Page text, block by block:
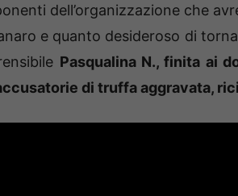
dell’organizzazione che
e quanto desideroso di
Pasqualina N., finita ai
di truffa aggravata,